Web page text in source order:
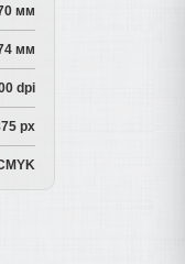
мм
мм
dpi
px